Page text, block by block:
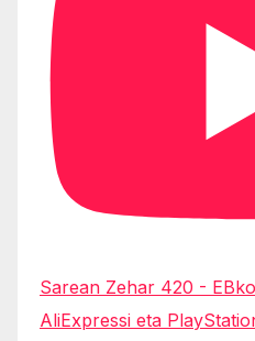
Sarean Zehar 420 -
AliExpressi eta